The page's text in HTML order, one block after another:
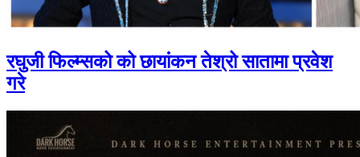
रघुजी फिल्म्सको को छायांकन तेश्रो सातामा प्रवेश
गरे